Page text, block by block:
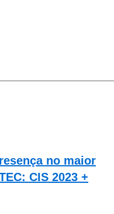
no maior
CIS 2023 +